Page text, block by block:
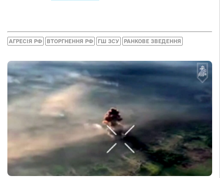
АГРЕСІЯ РФ ВТОРГНЕННЯ РФ ГШ ЗСУ РАНКОВЕ ЗВЕДЕННЯ